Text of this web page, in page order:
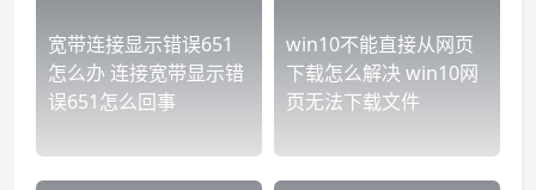
宽带连接显示错误651
怎么办 连接宽带显示错
误651怎么回事
win10不能直接从网页
下载怎么解决 win10网
页无法下载文件